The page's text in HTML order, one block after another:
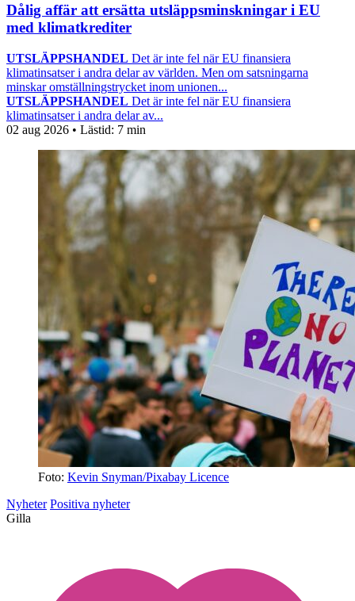
Dålig affär att ersätta utsläppsminskningar i EU
med klimatkrediter
UTSLÄPPSHANDEL Det är inte fel när EU finansiera
klimatinsatser i andra delar av världen. Men om satsningarna
minskar omställningstrycket inom unionen...
UTSLÄPPSHANDEL Det är inte fel när EU finansiera
klimatinsatser i andra delar av...
02 aug 2026 • Lästid: 7 min
Foto: Kevin Snyman/Pixabay Licence
Nyheter Positiva nyheter
Gilla